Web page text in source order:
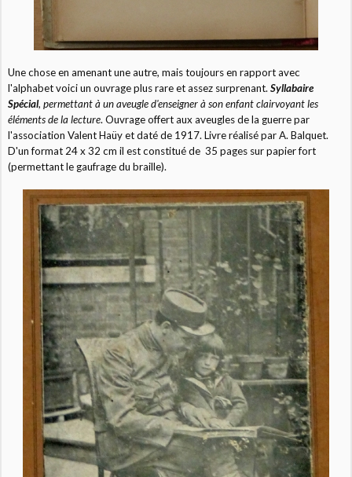
Une chose en amenant une autre, mais toujours en rapport avec
l'alphabet voici un ouvrage plus rare et assez surprenant.Syllabaire
Spécial,permettant à un aveugle d'enseigner à son enfant clairvoyant les
éléments de la lecture. Ouvrage offert aux aveugles de la guerre par
l'association Valent Haüy et daté de 1917. Livre réalisé par A. Balquet.
D'un format 24 x 32 cm il est constitué de 35 pages sur papier fort
(permettant le gaufrage du braille).